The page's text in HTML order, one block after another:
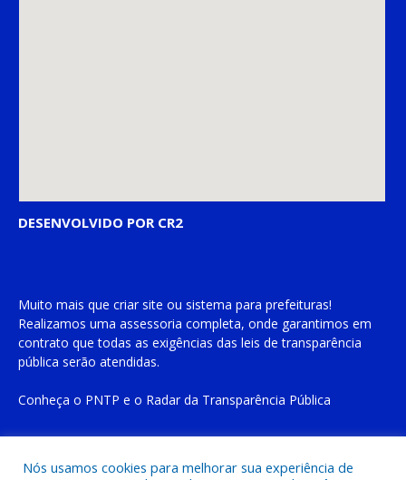
DESENVOLVIDO POR CR2
Muito mais que criar site ou sistema para prefeituras!
Realizamos uma assessoria completa, onde garantimos em
contrato que todas as exigências das leis de transparência
pública serão atendidas.
Conheça o PNTP e o Radar da Transparência Pública
Nós usamos cookies para melhorar sua experiência de